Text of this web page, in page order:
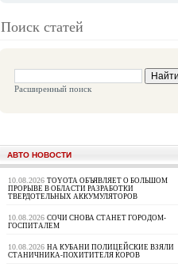
Поиск статей
Расширенный поиск
АВТО НОВОСТИ
10.08.2026 TOYOTA ОБЪЯВЛЯЕТ О БОЛЬШОМ
ПРОРЫВЕ В ОБЛАСТИ РАЗРАБОТКИ
ТВЕРДОТЕЛЬНЫХ АККУМУЛЯТОРОВ
10.08.2026 СОЧИ СНОВА СТАНЕТ ГОРОДОМ-
ГОСПИТАЛЕМ
10.08.2026 НА КУБАНИ ПОЛИЦЕЙСКИЕ ВЗЯЛИ
СТАНИЧНИКА-ПОХИТИТЕЛЯ КОРОВ